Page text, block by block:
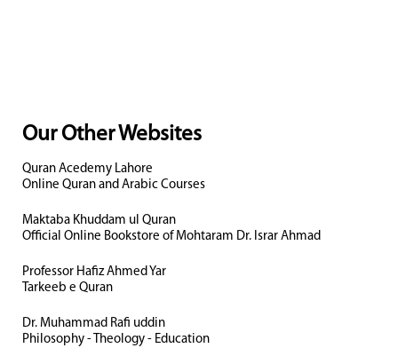
Our Other Websites
Quran Acedemy Lahore
Online Quran and Arabic Courses
Maktaba Khuddam ul Quran
Official Online Bookstore of Mohtaram Dr. Israr Ahmad
Professor Hafiz Ahmed Yar
Tarkeeb e Quran
Dr. Muhammad Rafi uddin
Philosophy - Theology - Education